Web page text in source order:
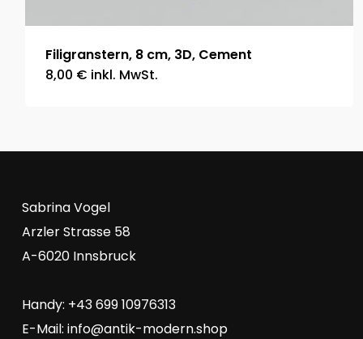
Filigranstern, 8 cm, 3D, Cement
8,00 € inkl. MwSt.
Sabrina Vogel
Arzler Strasse 58
A-6020 Innsbruck
Handy: +43 699 10976313
E-Mail: info@antik-modern.shop